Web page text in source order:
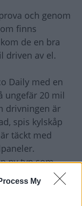
My
och genom
finns
de en bra
driven av el.
Daily med en
ungefär 20 mil
drivningen är
spis kylskåp
täckt med
ny typ som
luften.